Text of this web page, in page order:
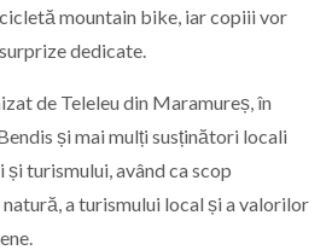
mountain bike, iar copiii vor
dedicate.
de Teleleu din Maramureș, în
și mai mulți susținători locali
turismului, având ca scop
a turismului local și a valorilor